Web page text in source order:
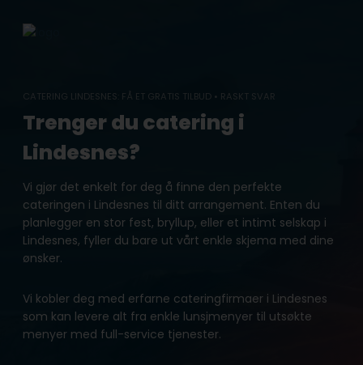
CATERING LINDESNES: FÅ ET GRATIS TILBUD • RASKT SVAR
Trenger du catering i
Lindesnes?
Vi gjør det enkelt for deg å finne den perfekte
cateringen i Lindesnes til ditt arrangement. Enten du
planlegger en stor fest, bryllup, eller et intimt selskap i
Lindesnes, fyller du bare ut vårt enkle skjema med dine
ønsker.
Vi kobler deg med erfarne cateringfirmaer i Lindesnes
som kan levere alt fra enkle lunsjmenyer til utsøkte
menyer med full-service tjenester.